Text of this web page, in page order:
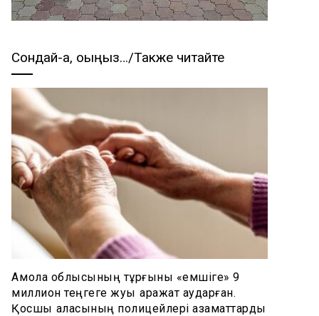
Сондай-ақ, оқыңыз…/Также читайте
Ақмола облысының тұрғыны «емшіге» 9
миллион теңгеге жуық қаражат аударған.
Қосшы қаласының полицейлері азаматтарды